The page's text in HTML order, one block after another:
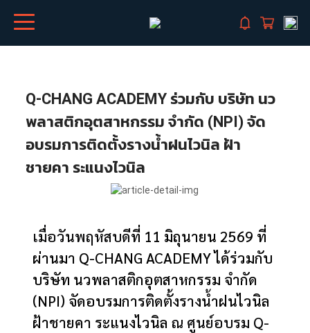
Q-CHANG ACADEMY ร่วมกับ บริษัท นว
พลาสติกอุตสาหกรรม จำกัด (NPI) จัด
อบรมการติดตั้งรางน้ำฝนไวนิล ฝ้า
ชายคา ระแนงไวนิล
เมื่อวันพฤหัสบดีที่ 11 มิถุนายน 2569 ที่
ผ่านมา Q-CHANG ACADEMY ได้ร่วมกับ
บริษัท นวพลาสติกอุตสาหกรรม จำกัด
(NPI) จัดอบรมการติดตั้งรางน้ำฝนไวนิล
ฝ้าชายคา ระแนงไวนิลณ ศูนย์อบรม Q-